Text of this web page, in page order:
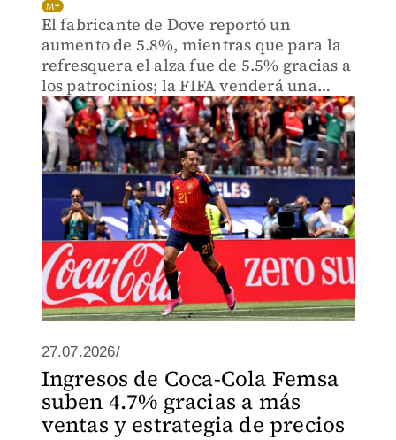
El fabricante de Dove reportó un
aumento de 5.8%, mientras que para la
refresquera el alza fue de 5.5% gracias a
los patrocinios; la FIFA venderá una
participación de una nueva entidad
comercial por un monto cercano a 20 mil
mdd
27.07.2026/
Ingresos de Coca-Cola Femsa
suben 4.7% gracias a más
ventas y estrategia de precios